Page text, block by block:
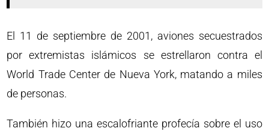
El 11 de septiembre de 2001, aviones secuestrados
por extremistas islámicos se estrellaron contra el
World Trade Center de Nueva York, matando a miles
de personas.
También hizo una escalofriante profecía sobre el uso